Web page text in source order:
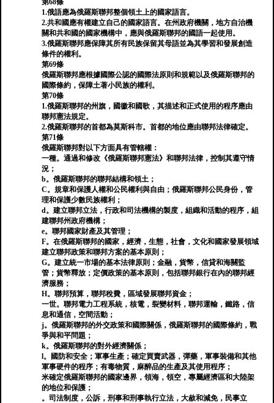
第68條
1.俄語應為俄羅斯聯邦整個領土上的國家語言。
2.共和國應有權建立自己的國家語言。在州政府機關，地方自治機
關和共和國的國家機構中，應與俄羅斯聯邦的國語一起使用。
3.俄羅斯聯邦應保障其所有民族保留其母語並為其學習和發展創造
條件的權利。
第69條
俄羅斯聯邦應根據國際公認的國際法原則和規範以及俄羅斯聯邦的
國際條約，保障土著小民族的權利。
第70條
1.俄羅斯聯邦的州旗，國徽和國歌，其描述和正式使用的程序應由
聯邦憲法規定。
2.俄羅斯聯邦的首都為莫斯科市。首都的地位應由聯邦法律確定。
第71條
俄羅斯聯邦對以下方面具有管轄權：
一種。通過和修改《俄羅斯聯邦憲法》和聯邦法律，控制其遵守情
況；
b。俄羅斯聯邦的聯邦結構和領土；
C。規章和保護人權和公民權利與自由；俄羅斯聯邦公民身份，管
理和保護少數民族權利；
d。建立聯邦立法，行政和司法機構的製度，組織和活動的程序，組
建聯邦州政府機構；
e。聯邦國家財產及其管理；
F。在俄羅斯聯邦的國家，經濟，生態，社會，文化和國家發展領域
建立聯邦政策和聯邦方案的基本原則；
G。建立統一市場的基本法律原則；金融，貨幣，信貸和海關監
管；貨幣釋放；定價政策的基本原則，包括聯邦銀行在內的聯邦經
濟服務；
H。聯邦預算，聯邦稅費，區域發展聯邦資金；
一世。聯邦電力工程系統，核電，裂變材料，聯邦運輸，鐵路，信
息和通信，空間活動；
j。俄羅斯聯邦的外交政策和國際關係，俄羅斯聯邦的國際條約，戰
爭與和平問題；
k。俄羅斯聯邦的對外經濟關係；
l。國防和安全；軍事生產；確定買賣武器，彈藥，軍事裝備和其他
軍事硬件的程序；有毒物質，麻醉品的生產及其使用程序；
米確定俄羅斯聯邦的國家邊界，領海，領空，專屬經濟區和大陸架
的地位和保護；
。司法制度，公訴，刑事和刑事執行立法，大赦和減免，民事立